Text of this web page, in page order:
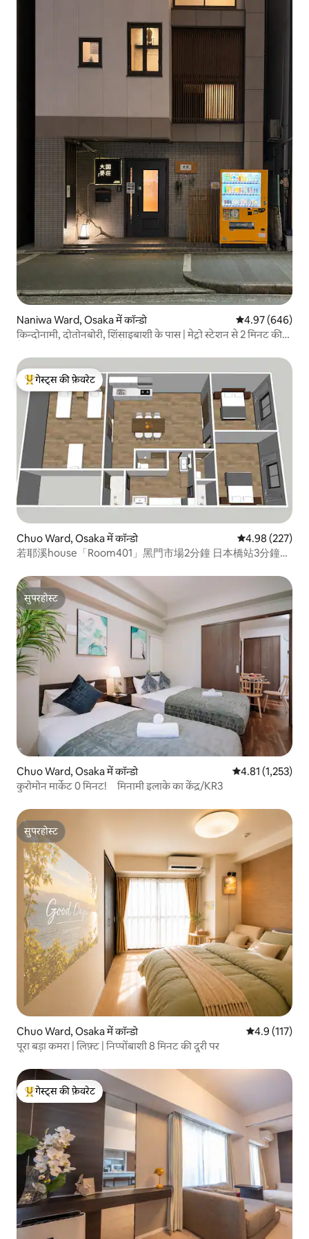
Naniwa Ward, Osaka में कॉन्डो औसत रेटिंग 5 में से
4.97 (646)
किन्दोनामी, दोतोनबोरी, शिंसाइबाशी के पास | मेट्रो स्टेशन से 2 मिनट की
मिनट | कंसाई हवाई अड्डा...
गेस्ट्स का टॉप फ़ेवरेट
गेस्ट्स की फ़ेवरेट
Chuo Ward, Osaka में कॉन्डो औसत रेटिंग 5 में से
4.98 (227)
若耶溪house「Room401」黑門市場2分鐘 日本橋站3分鐘
सुपरहोस्ट
सुपरहोस्ट
Chuo Ward, Osaka में कॉन्डो औसत रेटिंग 5 में से
4.81 (1,253)
कुरोमोन मार्केट 0 मिनट! मिनामी इलाके का केंद्र/KR3
सुपरहोस्ट
सुपरहोस्ट
Chuo Ward, Osaka में कॉन्डो औसत रेटिंग 5 में
4.9 (117)
पूरा बड़ा कमरा | लिफ़्ट | निप्पोंबाशी 8 मिनट की दूरी पर
गेस्ट्स का टॉप फ़ेवरेट
गेस्ट्स की फ़ेवरेट